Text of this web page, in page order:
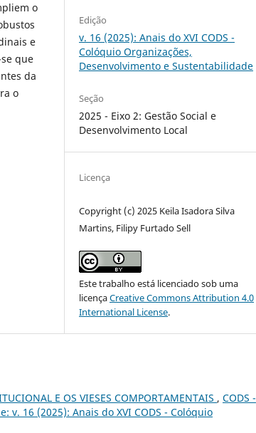
o
e
que
da
o
Edição
v. 16 (2025): Anais do XVI CODS -
Colóquio Organizações,
Desenvolvimento e Sustentabilidade
Seção
2025 - Eixo 2: Gestão Social e
Desenvolvimento Local
Licença
Copyright (c) 2025 Keila Isadora Silva
Martins, Filipy Furtado Sell
Este trabalho está licenciado sob uma
licençaCreative Commons Attribution 4.0
International License.
E OS VIESES COMPORTAMENTAIS , CODS -
16 (2025): Anais do XVI CODS - Colóquio